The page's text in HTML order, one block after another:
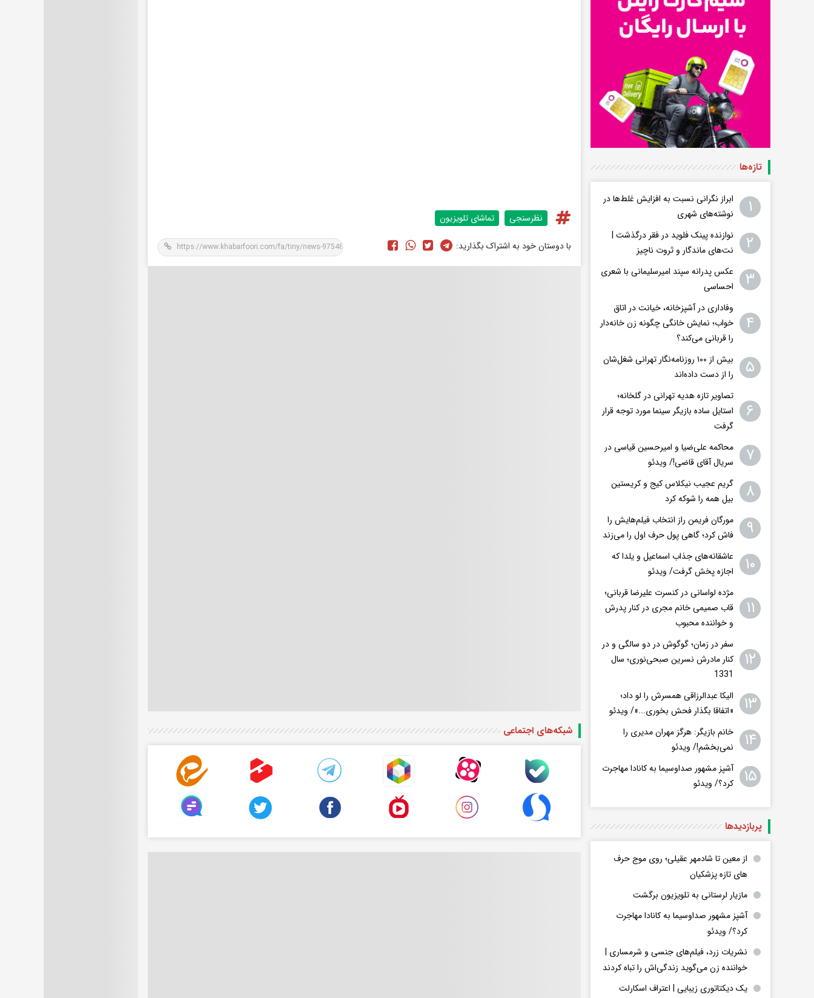
نظرسنجی‌ تماشای تلویزیون
با دوستان خود به اشتراک بگذارید:
شبکه‌های اجتماعی
تازه‌ها
۱
ابراز نگرانی نسبت به افزایش غلط‌ها در
نوشته‌های شهری
۲
نوازنده پینک فلوید در فقر درگذشت |
نت‌های ماندگار و ثروت ناچیز
۳
عکس پدرانه سپند امیرسلیمانی با شعری
احساسی
۴
وفاداری در آشپزخانه، خیانت در اتاق
خواب؛ نمایش خانگی چگونه زن خانه‌دار
را قربانی می‌کند؟
۵
بیش از ۱۰۰ روزنامه‌نگار تهرانی شغل‌شان
را از دست داده‌اند
۶
تصاویر تازه هدیه تهرانی در گلخانه؛
استایل ساده بازیگر سینما مورد توجه قرار
گرفت
۷
محاکمه علی‌ضیا و امیرحسین قیاسی در
سریال آقای قاضی!/ ویدئو
۸
گریم عجیب نیکلاس کیج و کریستین
بیل همه را شوکه کرد
۹
مورگان فریمن راز انتخاب فیلم‌هایش را
فاش کرد؛ گاهی پول حرف اول را می‌زند
۱۰
عاشقانه‌های جذاب اسماعیل و یلدا که
اجازه پخش گرفت/ ویدئو
۱۱
مژده لواسانی در کنسرت علیرضا قربانی؛
قاب صمیمی خانم مجری در کنار پدرش
و خواننده محبوب
۱۲
سفر در زمان؛ گوگوش در دو سالگی و در
کنار مادرش نسرین صبحی‌نوری؛ سال
1331
۱۳
الیکا عبدالرزاقی همسرش را لو داد؛
«اتفاقا بگذار فحش بخوری...»/ ویدئو
۱۴
خانم بازیگر: هرگز مهران مدیری را
نمی‌بخشم!/ ویدئو
۱۵
آشپز مشهور صداوسیما به کانادا مهاجرت
کرد؟/ ویدئو
پربازدید‌ها
از معین تا شادمهر عقیلی؛ روی موج حرف
های تازه پزشکیان
مازیار لرستانی به تلویزیون برگشت
آشپز مشهور صداوسیما به کانادا مهاجرت
کرد؟/ ویدئو
نشریات زرد، فیلم‌های جنسی و شرمساری |
خواننده زن می‌گوید زندگی‌اش را تباه کردند
یک دیکتاتوری زیبایی | اعتراف اسکارلت